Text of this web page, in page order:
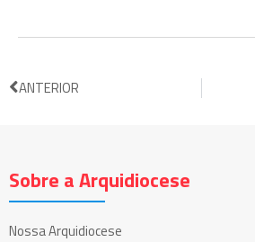
ANTERIOR
Sobre a Arquidiocese
Nossa Arquidiocese